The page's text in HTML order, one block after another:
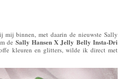
mij binnen, met daarin de nieuwste Sally
de Sally Hansen X Jelly Belly Insta-Dri
kleuren en glitters, wilde ik direct met